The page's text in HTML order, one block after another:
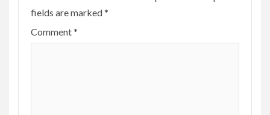
fields are marked*
Comment*